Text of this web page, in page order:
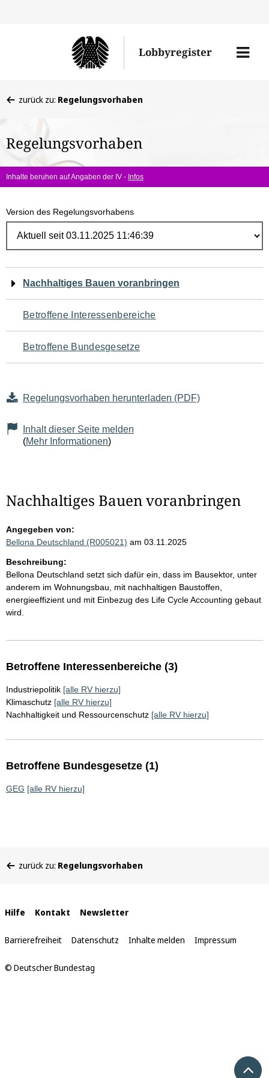
Lobbyregister
Menü
befinden
hier:
zurück zu: Regelungsvorhaben
Regelungsvorhaben
Inhalte beruhen auf Angaben der IV - Infos
Version des Regelungsvorhabens
Navigation
für
den
Seiteninhalt
Nachhaltiges Bauen voranbringen
Betroffene Interessenbereiche
Betroffene Bundesgesetze
Regelungsvorhaben herunterladen (PDF)
Inhalt dieser Seite melden
(Mehr Informationen)
Nachhaltiges Bauen voranbringen
Angegeben von:
Bellona Deutschland (R005021) am 03.11.2025
Beschreibung:
Bellona Deutschland setzt sich dafür ein, dass im Bausektor, unter
anderem im Wohnungsbau, mit nachhaltigen Baustoffen,
energieeffizient und mit Einbezug des Life Cycle Accounting gebaut
wird.
Betroffene Interessenbereiche (3)
Industriepolitik [alle RV hierzu]
Klimaschutz [alle RV hierzu]
Nachhaltigkeit und Ressourcenschutz [alle RV hierzu]
Betroffene Bundesgesetze (1)
GEG [alle RV hierzu]
befinden
zurück zu: Regelungsvorhaben
Interne
Links
Hilfe Kontakt Newsletter
Barrierefreiheit Datenschutz Inhalte melden Impressum
© Deutscher Bundestag